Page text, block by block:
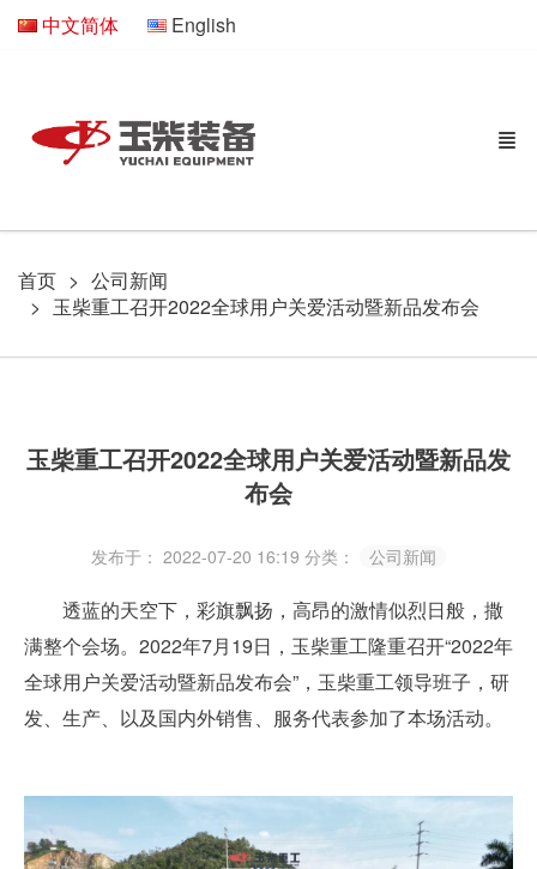
中文简体 English
首页
公司新闻
玉柴重工召开2022全球用户关爱活动暨新品发布会
玉柴重工召开2022全球用户关爱活动暨新品发
布会
发布于： 2022-07-20 16:19 分类： 公司新闻
透蓝的天空下，彩旗飘扬，高昂的激情似烈日般，撒
满整个会场。2022年7月19日，玉柴重工隆重召开“2022年
全球用户关爱活动暨新品发布会”，玉柴重工领导班子，研
发、生产、以及国内外销售、服务代表参加了本场活动。